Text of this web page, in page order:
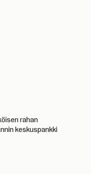
rahan
keskuspankki